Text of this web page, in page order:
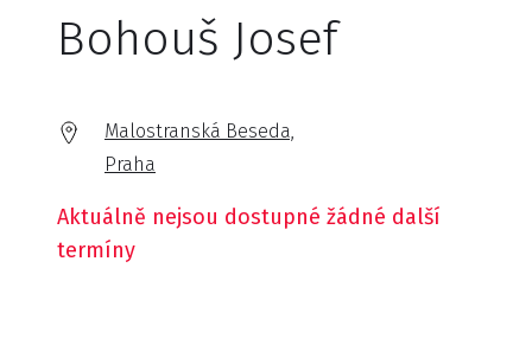
Bohouš Josef
Malostranská Beseda,
Praha
Aktuálně nejsou dostupné žádné další
termíny